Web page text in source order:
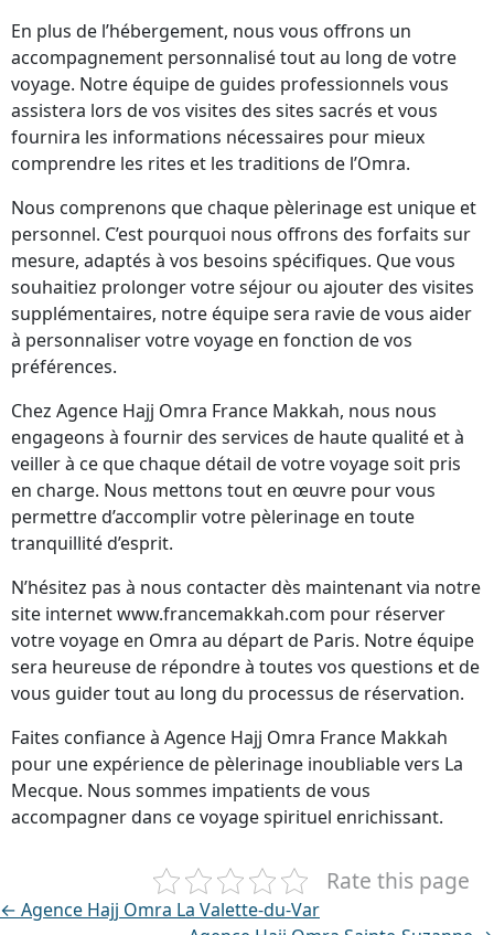
En plus de l’hébergement, nous vous offrons un
accompagnement personnalisé tout au long de votre
voyage. Notre équipe de guides professionnels vous
assistera lors de vos visites des sites sacrés et vous
fournira les informations nécessaires pour mieux
comprendre les rites et les traditions de l’Omra.
Nous comprenons que chaque pèlerinage est unique et
personnel. C’est pourquoi nous offrons des forfaits sur
mesure, adaptés à vos besoins spécifiques. Que vous
souhaitiez prolonger votre séjour ou ajouter des visites
supplémentaires, notre équipe sera ravie de vous aider
à personnaliser votre voyage en fonction de vos
préférences.
Chez Agence Hajj Omra France Makkah, nous nous
engageons à fournir des services de haute qualité et à
veiller à ce que chaque détail de votre voyage soit pris
en charge. Nous mettons tout en œuvre pour vous
permettre d’accomplir votre pèlerinage en toute
tranquillité d’esprit.
N’hésitez pas à nous contacter dès maintenant via notre
site internet www.francemakkah.com pour réserver
votre voyage en Omra au départ de Paris. Notre équipe
sera heureuse de répondre à toutes vos questions et de
vous guider tout au long du processus de réservation.
Faites confiance à Agence Hajj Omra France Makkah
pour une expérience de pèlerinage inoubliable vers La
Mecque. Nous sommes impatients de vous
accompagner dans ce voyage spirituel enrichissant.
Rate this page
← Agence Hajj Omra La Valette-du-Var